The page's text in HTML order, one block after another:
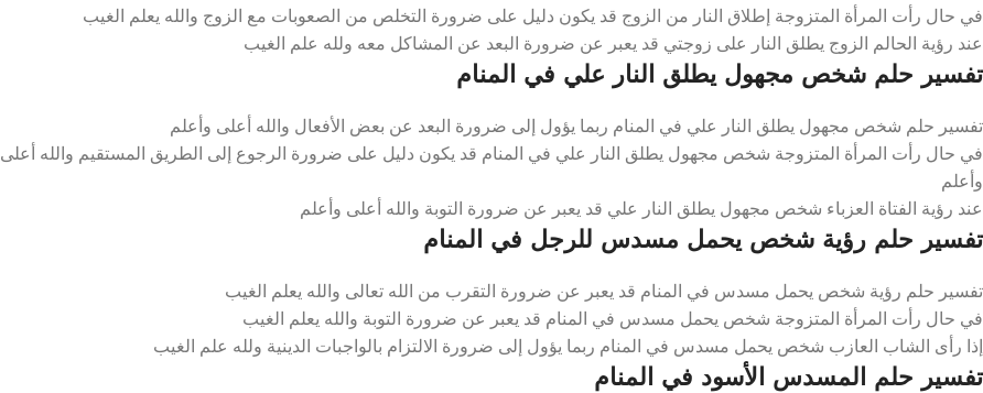
في حال رأت المرأة المتزوجة إطلاق النار من الزوج قد يكون دليل على ضرورة التخلص من الصعوبات مع الزوج والله يعلم الغيب
عند رؤية الحالم الزوج يطلق النار على زوجتي قد يعبر عن ضرورة البعد عن المشاكل معه ولله علم الغيب
تفسير حلم شخص مجهول يطلق النار علي في المنام
تفسير حلم شخص مجهول يطلق النار علي في المنام ربما يؤول إلى ضرورة البعد عن بعض الأفعال والله أعلى وأعلم
في حال رأت المرأة المتزوجة شخص مجهول يطلق النار علي في المنام قد يكون دليل على ضرورة الرجوع إلى الطريق المستقيم والله أعلى
وأعلم
عند رؤية الفتاة العزباء شخص مجهول يطلق النار علي قد يعبر عن ضرورة التوبة والله أعلى وأعلم
تفسير حلم رؤية شخص يحمل مسدس للرجل في المنام
تفسير حلم رؤية شخص يحمل مسدس في المنام قد يعبر عن ضرورة التقرب من الله تعالى والله يعلم الغيب
في حال رأت المرأة المتزوجة شخص يحمل مسدس في المنام قد يعبر عن ضرورة التوبة والله يعلم الغيب
إذا رأى الشاب العازب شخص يحمل مسدس في المنام ربما يؤول إلى ضرورة الالتزام بالواجبات الدينية ولله علم الغيب
تفسير حلم المسدس الأسود في المنام